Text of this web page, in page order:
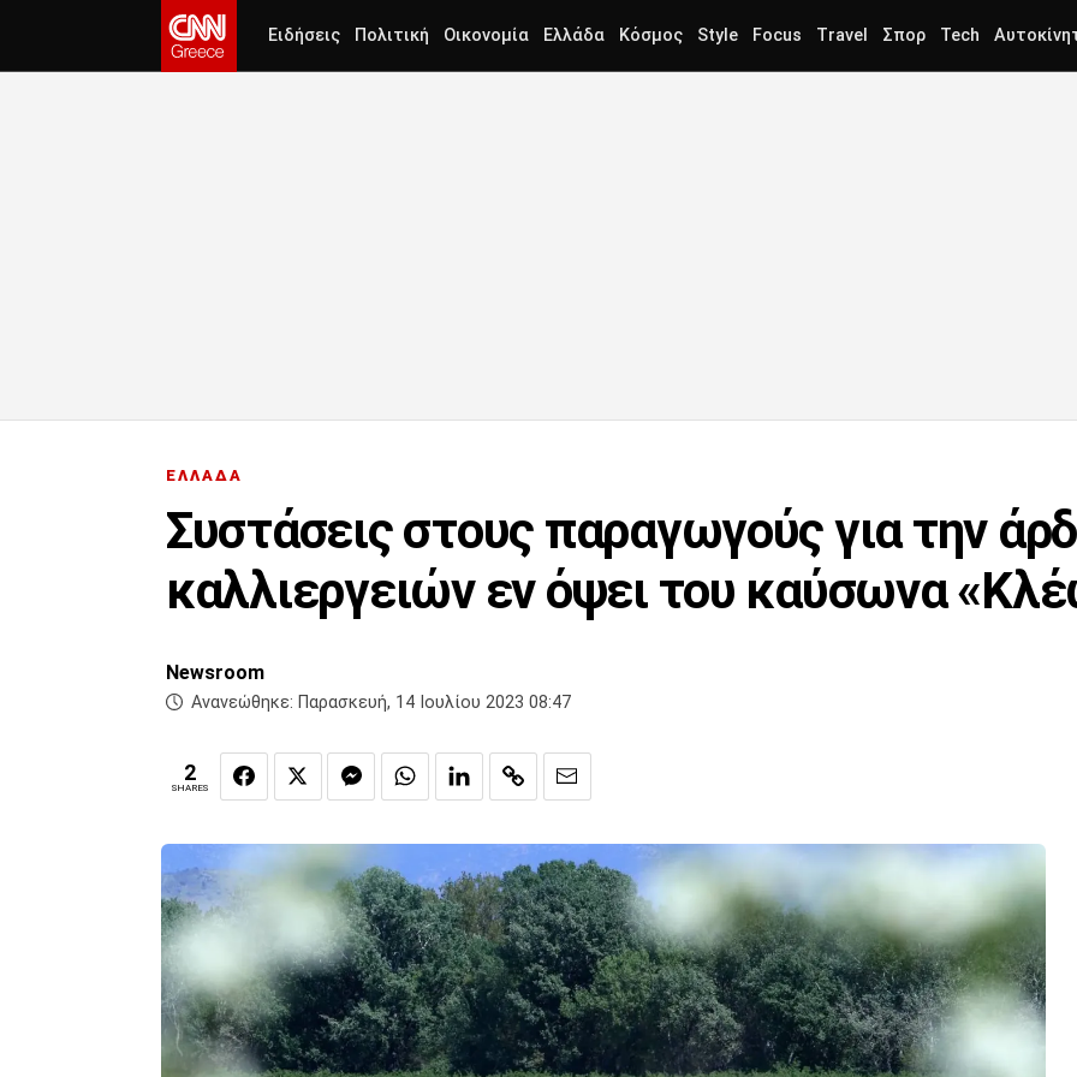
Ειδήσεις Πολιτική Οικονομία Ελλάδα Κόσμος Style Focus Travel Σπορ Tech
ΕΛΛΑΔΑ
Συστάσεις στους παραγωγούς για την
καλλιεργειών εν όψει του καύσωνα
Newsroom
Ανανεώθηκε: Παρασκευή, 14 Ιουλίου 2023 08:47
2
SHARES